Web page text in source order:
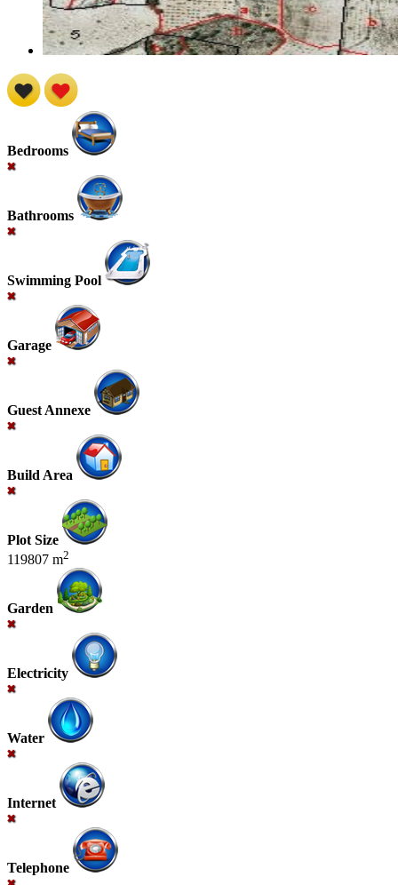
Bedrooms
Bathrooms
Swimming Pool
Garage
Guest Annexe
Build Area
Plot Size
119807 m2
Garden
Electricity
Water
Internet
Telephone